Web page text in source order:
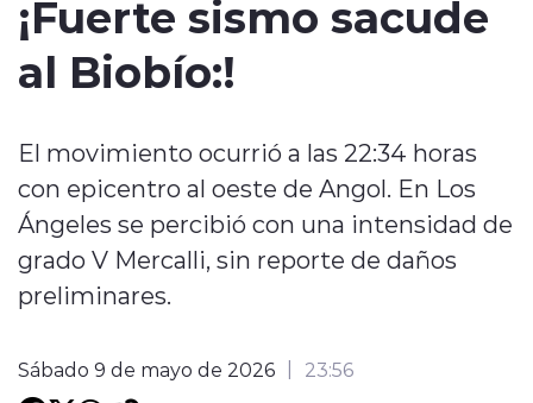
Tendencias
Internacional
Deportes
Programacion
¡Fuerte sismo sacude
al Biobío:!
El movimiento ocurrió a las 22:34 horas
con epicentro al oeste de Angol. En Los
Ángeles se percibió con una intensidad de
grado V Mercalli, sin reporte de daños
preliminares.
Sábado 9 de mayo de 2026 23:56